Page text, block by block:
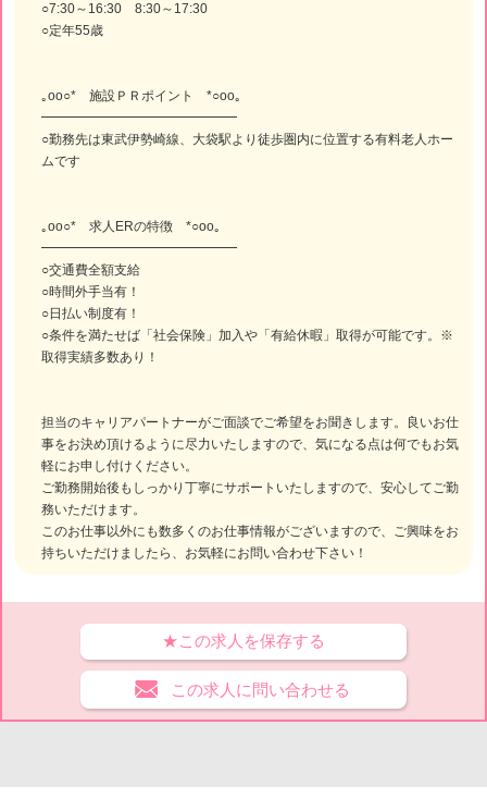
○7:30～16:30 8:30～17:30
○定年55歳
｡oо○* 施設ＰＲポイント *○оo｡
━━━━━━━━━━━━━━━
○勤務先は東武伊勢崎線、大袋駅より徒歩圏内に位置する有料老人ホー
ムです
｡oо○* 求人ERの特徴 *○оo｡
━━━━━━━━━━━━━━━
○交通費全額支給
○時間外手当有！
○日払い制度有！
○条件を満たせば「社会保険」加入や「有給休暇」取得が可能です。※
取得実績多数あり！
担当のキャリアパートナーがご面談でご希望をお聞きします。良いお仕
事をお決め頂けるように尽力いたしますので、気になる点は何でもお気
軽にお申し付けください。
ご勤務開始後もしっかり丁寧にサポートいたしますので、安心してご勤
務いただけます。
このお仕事以外にも数多くのお仕事情報がございますので、ご興味をお
持ちいただけましたら、お気軽にお問い合わせ下さい！
★この求人を保存する
この求人に問い合わせる